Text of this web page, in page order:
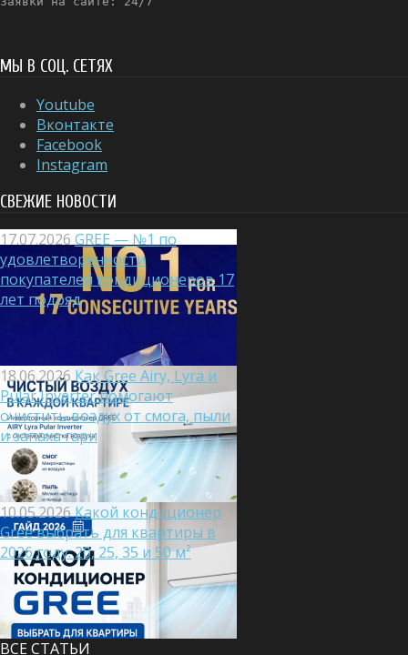
МЫ В СОЦ. СЕТЯХ
Youtube
Вконтакте
Facebook
Instagram
СВЕЖИЕ НОВОСТИ
17.07.2026 GREE — №1 по
удовлетворённости
покупателей кондиционеров 17
лет подряд
18.06.2026 Как Gree Airy, Lyra и
Pular Inverter помогают
очистить воздух от смога, пыли
и запаха гари
10.05.2026Какой кондиционер
Gree выбрать для квартиры в
2026 году: 20, 25, 35 и 50 м²
ВСЕ СТАТЬИ